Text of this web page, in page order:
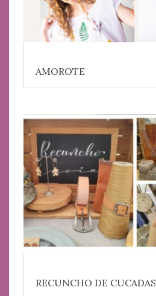
AMOROTE
RECUNCHO DE CUCADAS